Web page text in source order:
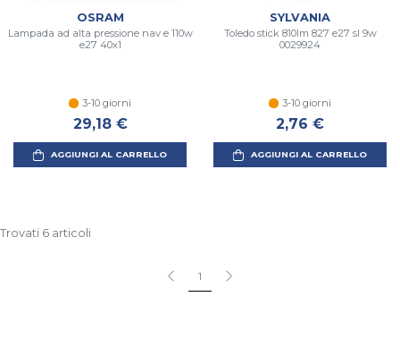
OSRAM
Lampada ad alta pressione nav e 110w
e27 40x1
3-10 giorni
29,18 €
AGGIUNGI AL CARRELLO
SYLVANIA
Toledo stick 810lm 827 e27 sl 9w
0029924
3-10 giorni
2,76 €
AGGIUNGI AL CARRELLO
Trovati 6 articoli
1